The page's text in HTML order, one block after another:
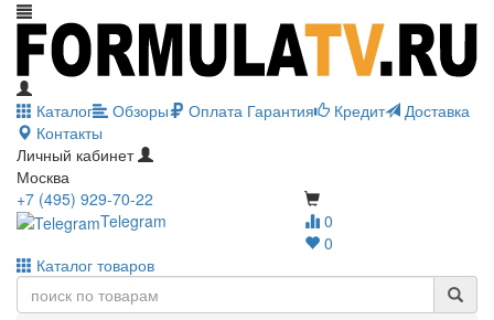
Каталог Обзоры Оплата Гарантия Кредит
Доставка
Контакты
Личный кабинет
Москва
0
0
+7 (495) 929-70-22
Telegram
Каталог товаров